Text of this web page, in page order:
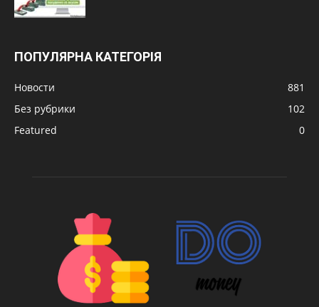
ПОПУЛЯРНА КАТЕГОРІЯ
Новости
881
Без рубрики
102
Featured
0